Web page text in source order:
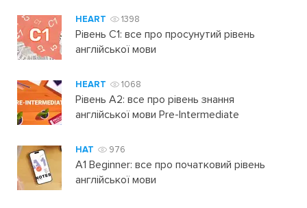
HEART 1398
Рівень C1: все про просунутий рівень
англійської мови
HEART 1068
Рівень А2: все про рівень знання
англійської мови Pre-Intermediate
HAT 976
A1 Beginner: все про початковий рівень
англійської мови